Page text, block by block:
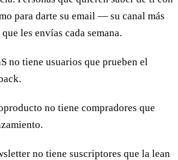
para darte su email — su canal más
les envías cada semana.
no tiene usuarios que prueben el
no tiene compradores que
no tiene suscriptores que la lean